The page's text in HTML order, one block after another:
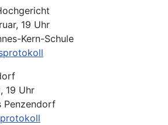
19 Uhr
Kern-Schule
19 Uhr
Penzendorf